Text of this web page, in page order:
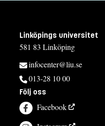
Linköpings universitet
581 83 Linköping
infocenter@liu.se
013-28 10 00
Följ oss
Facebook